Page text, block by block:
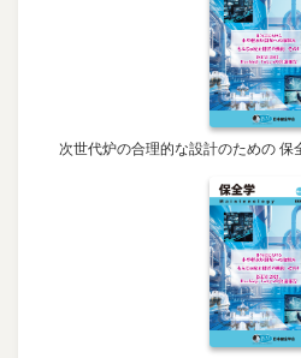
次世代炉の合理的な設計のための